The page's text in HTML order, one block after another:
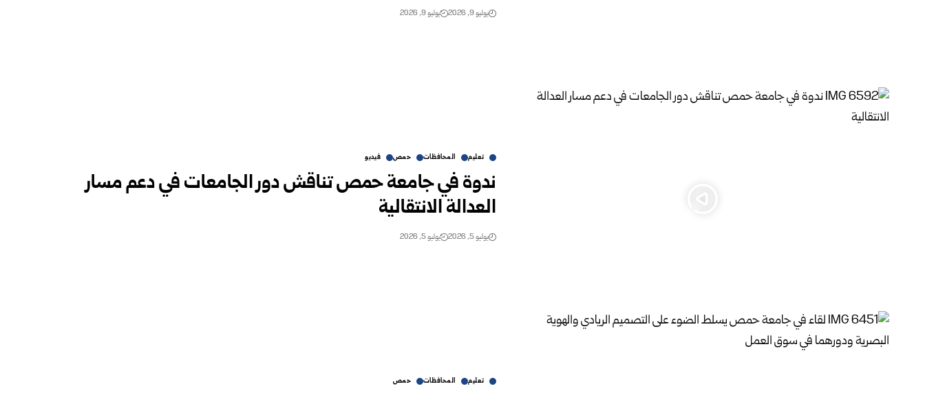
يوليو 9, 2026 يوليو 9, 2026
تعليم المحافظات حمص فيديو
ندوة في جامعة حمص تناقش دور الجامعات في دعم مسار
العدالة الانتقالية
يوليو 5, 2026 يوليو 5, 2026
تعليم المحافظات حمص